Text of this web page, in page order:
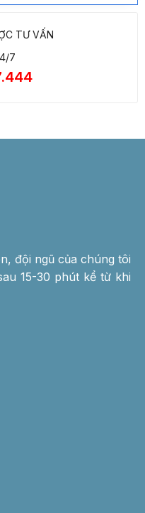
TƯ VẤN
7
đội ngũ của chúng tôi
15-30 phút kể từ khi